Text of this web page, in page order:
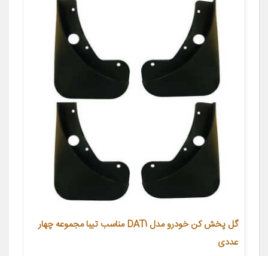
گل پخش کن خودرو مدل DAT1 مناسب تیبا مجموعه چهار
عددی